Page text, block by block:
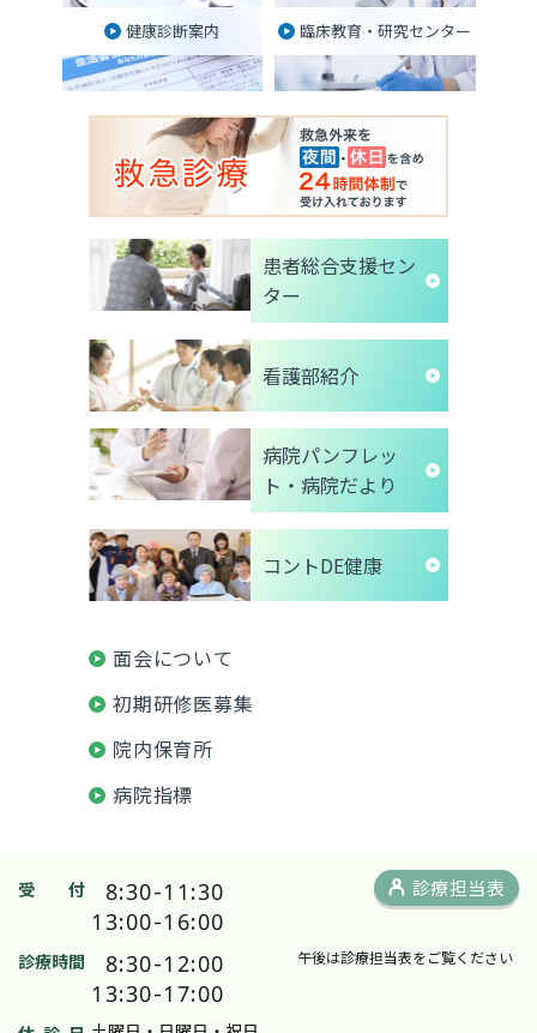
健康診断案内 臨床教育・研究センター
患者総合支援セン
ター
看護部紹介
病院パンフレッ
ト・病院だより
コントDE健康
面会について
初期研修医募集
院内保育所
病院指標
受 付
8:30-11:30
13:00-16:00
診療時間
8:30-12:00
13:30-17:00
午後は診療担当表をご覧ください
診療担当表